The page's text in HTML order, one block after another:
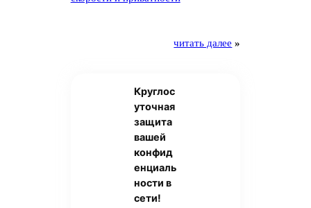
читать далее »
Круглос
уточная
защита
вашей
конфид
енциаль
ности в
сети!